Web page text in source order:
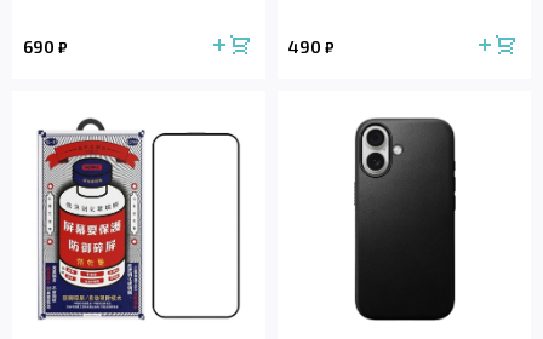
690 ₽ 490 ₽